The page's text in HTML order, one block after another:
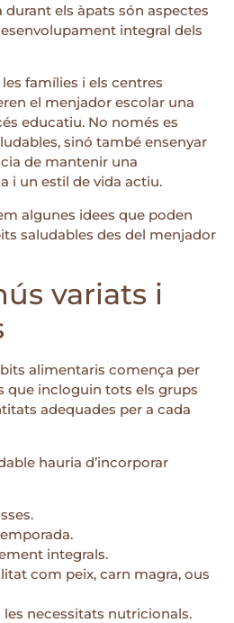
durant els àpats són aspectes
integral dels
famílies i els centres
el menjador escolar una
educatiu. No només es
sinó també ensenyar
de mantenir una
i un estil de vida actiu.
algunes idees que poden
saludables des del menjador
variats i
alimentaris comença per
que incloguin tots els grups
adequades per a cada
hauria d’incorporar
integrals.
com peix, carn magra, ous
les necessitats nutricionals.